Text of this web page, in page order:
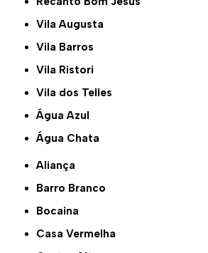
Vila Augusta
Vila Barros
Vila Ristori
Vila dos Telles
Água Azul
Água Chata
Aliança
Barro Branco
Bocaina
Casa Vermelha